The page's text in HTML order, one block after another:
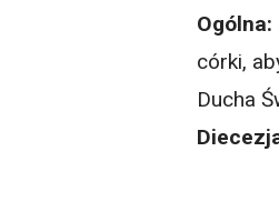
Ogólna:
córki,
Ducha